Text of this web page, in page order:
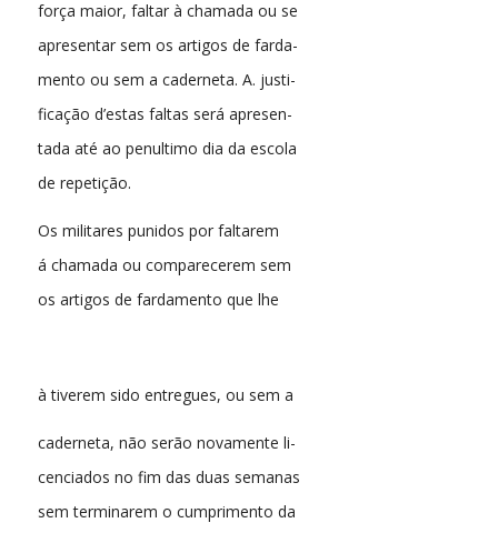
força maior, faltar à chamada ou se
apresentar sem os artigos de farda-
mento ou sem a caderneta. A. justi-
ficação d’estas faltas será apresen-
tada até ao penultimo dia da escola
de repetição.
Os militares punidos por faltarem
á chamada ou comparecerem sem
os artigos de fardamento que lhe
à tiverem sido entregues, ou sem a
caderneta, não serão novamente li-
cenciados no fim das duas semanas
sem terminarem o cumprimento da